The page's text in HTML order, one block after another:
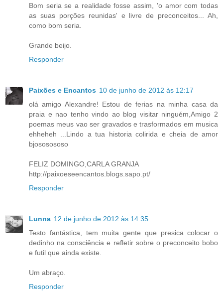
Bom seria se a realidade fosse assim, 'o amor com todas
as suas porções reunidas' e livre de preconceitos... Ah,
como bom seria.
Grande beijo.
Responder
Paixões e Encantos 10 de junho de 2012 às 12:17
olá amigo Alexandre! Estou de ferias na minha casa da
praia e nao tenho vindo ao blog visitar ninguém,Amigo 2
poemas meus vao ser gravados e trasformados em musica
ehheheh ...Lindo a tua historia colirida e cheia de amor
bjososososo
FELIZ DOMINGO,CARLA GRANJA
http://paixoeseencantos.blogs.sapo.pt/
Responder
Lunna 12 de junho de 2012 às 14:35
Testo fantástica, tem muita gente que presica colocar o
dedinho na consciência e refletir sobre o preconceito bobo
e futil que ainda existe.
Um abraço.
Responder